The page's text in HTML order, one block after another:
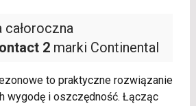
całoroczna
2marki Continental
to praktyczne rozwiązanie
wygodę i oszczędność. Łącząc